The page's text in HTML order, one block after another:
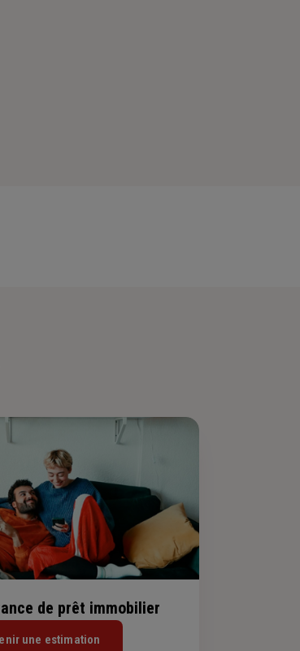
de prêt immobilier
une estimation